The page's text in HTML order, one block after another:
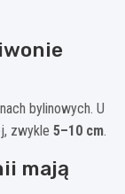
bylinowych. U
zwykle 5–10 cm.
mają